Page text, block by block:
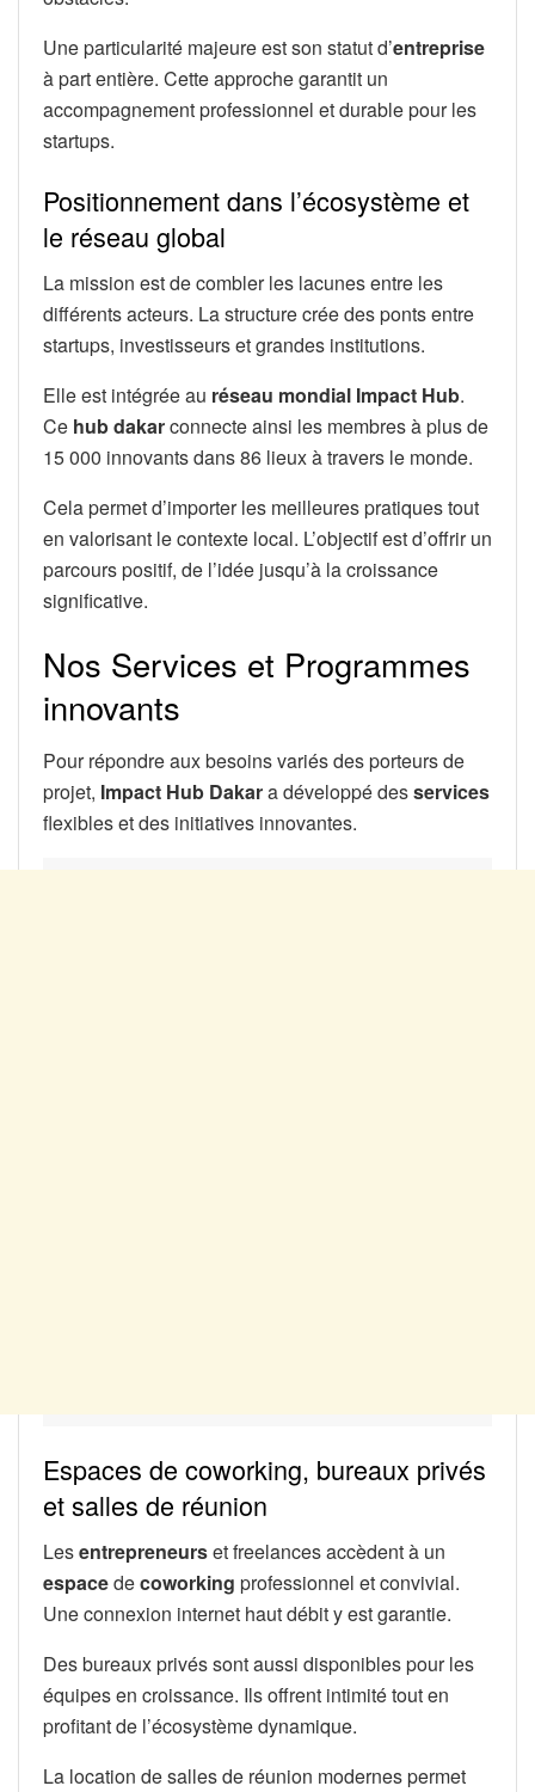
Une particularité majeure est son statut d’entreprise
à part entière. Cette approche garantit un
accompagnement professionnel et durable pour les
startups.
Positionnement dans l’écosystème et
le réseau global
La mission est de combler les lacunes entre les
différents acteurs. La structure crée des ponts entre
startups, investisseurs et grandes institutions.
Elle est intégrée au réseau mondial Impact Hub.
Ce hub dakarconnecte ainsi les membres à plus de
15 000 innovants dans 86 lieux à travers le monde.
Cela permet d’importer les meilleures pratiques tout
en valorisant le contexte local. L’objectif est d’offrir un
parcours positif, de l’idée jusqu’à la croissance
significative.
Nos Services et Programmes
innovants
Pour répondre aux besoins variés des porteurs de
projet, Impact Hub Dakara développé desservices
flexibles et des initiatives innovantes.
Espaces de coworking, bureaux privés
et salles de réunion
Lesentrepreneurset freelances accèdent à un
espacedecoworking professionnel et convivial.
Une connexion internet haut débit y est garantie.
Des bureaux privés sont aussi disponibles pour les
équipes en croissance. Ils offrent intimité tout en
profitant de l’écosystème dynamique.
La location de salles de réunion modernes permet